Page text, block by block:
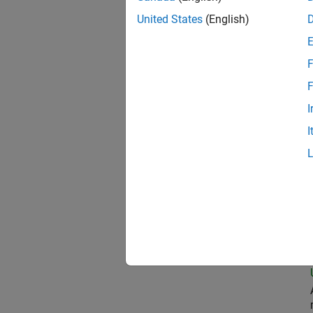
United States (English)